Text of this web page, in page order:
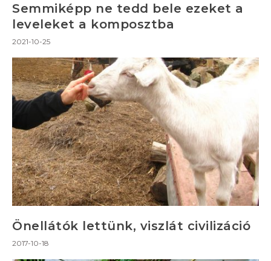
Semmiképp ne tedd bele ezeket a
leveleket a komposztba
2021-10-25
Önellátók lettünk, viszlát civilizáció
2017-10-18